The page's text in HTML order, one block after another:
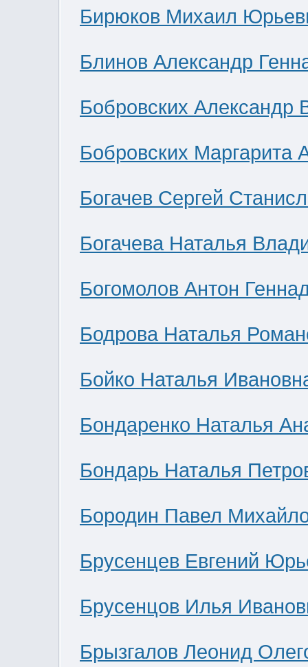
Бирюков Михаил
Блинов Александр
Бобровских Александр
Бобровских Маргарита
Богачев Сергей
Богачева Наталья
Богомолов Антон
Бодрова Наталья
Бойко Наталья
Бондаренко Наталья
Бондарь Наталья
Бородин Павел
Брусенцев Евгений
Брусенцов Илья
Брызгалов Леонид